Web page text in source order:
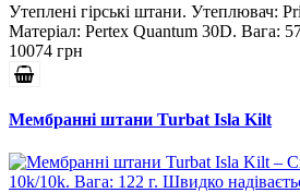
Утеплені гірські штани. Утеплювач:
Матеріал: Pertex Quantum 30D. Вага:
10074 грн
Мембранні штани Turbat Isla Kilt